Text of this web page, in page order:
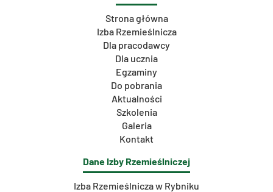
Strona główna
Izba Rzemieślnicza
Dla pracodawcy
Dla ucznia
Egzaminy
Do pobrania
Aktualności
Szkolenia
Galeria
Kontakt
Dane Izby Rzemieślniczej
Izba Rzemieślnicza w Rybniku